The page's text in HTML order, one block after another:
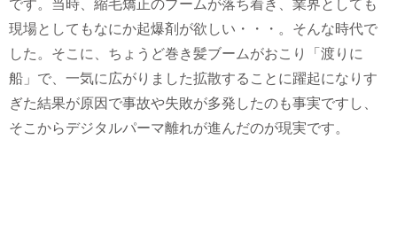
です。当時、縮毛矯正のブームが落ち着き、業界としても
現場としてもなにか起爆剤が欲しい・・・。そんな時代で
した。そこに、ちょうど巻き髪ブームがおこり「渡りに
船」で、一気に広がりました拡散することに躍起になりす
ぎた結果が原因で事故や失敗が多発したのも事実ですし、
そこからデジタルパーマ離れが進んだのが現実です。